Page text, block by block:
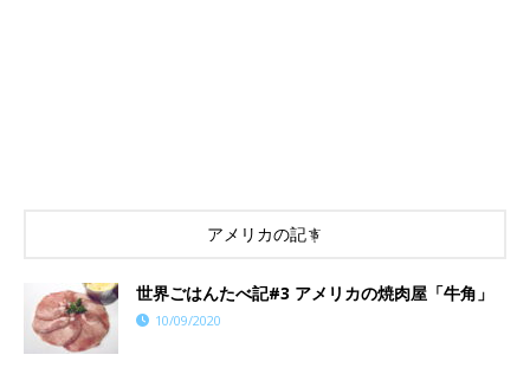
アメリカの記事
世界ごはんたべ記#3 アメリカの焼肉屋「牛角」
10/09/2020